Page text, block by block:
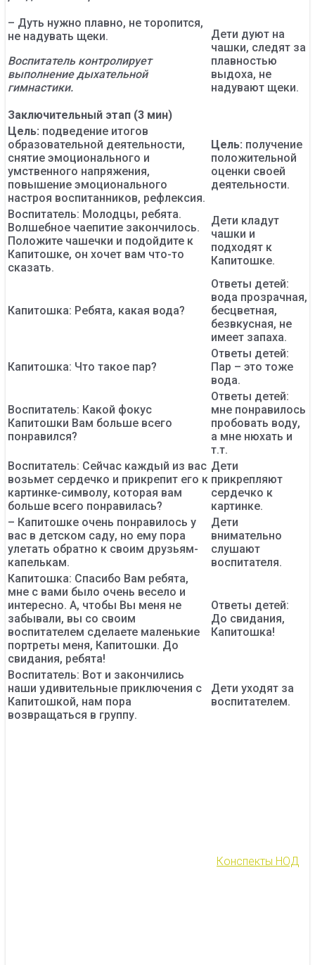
– Дуть нужно плавно, не торопится,
не надувать щеки.
Воспитатель контролирует
выполнение дыхательной
гимнастики.
Дети дуют на
чашки, следят за
плавностью
выдоха, не
надувают щеки.
Заключительный этап (3 мин)
Цель: подведение итогов
образовательной деятельности,
снятие эмоционального и
умственного напряжения,
повышение эмоционального
настроя воспитанников, рефлексия.
Цель: получение
положительной
оценки своей
деятельности.
Воспитатель: Молодцы, ребята.
Волшебное чаепитие закончилось.
Положите чашечки и подойдите к
Капитошке, он хочет вам что-то
сказать.
Дети кладут
чашки и
подходят к
Капитошке.
Капитошка: Ребята, какая вода?
Ответы детей:
вода прозрачная,
бесцветная,
безвкусная, не
имеет запаха.
Капитошка: Что такое пар?
Ответы детей:
Пар – это тоже
вода.
Воспитатель: Какой фокус
Капитошки Вам больше всего
понравился?
Ответы детей:
мне понравилось
пробовать воду,
а мне нюхать и
т.т.
Воспитатель: Сейчас каждый из вас
возьмет сердечко и прикрепит его к
картинке-символу, которая вам
больше всего понравилась?
Дети
прикрепляют
сердечко к
картинке.
– Капитошке очень понравилось у
вас в детском саду, но ему пора
улетать обратно к своим друзьям-
капелькам.
Дети
внимательно
слушают
воспитателя.
Капитошка: Спасибо Вам ребята,
мне с вами было очень весело и
интересно. А, чтобы Вы меня не
забывали, вы со своим
воспитателем сделаете маленькие
портреты меня, Капитошки. До
свидания, ребята!
Ответы детей:
До свидания,
Капитошка!
Воспитатель: Вот и закончились
наши удивительные приключения с
Капитошкой, нам пора
возвращаться в группу.
Дети уходят за
воспитателем.
Конспекты НОД